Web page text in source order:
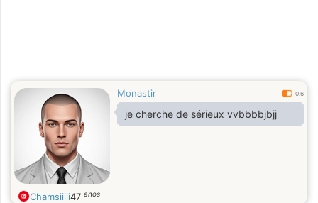
Monastir 0.6
je cherche de sérieux vvbbbbjbjj
Chamsiiiii47 anos